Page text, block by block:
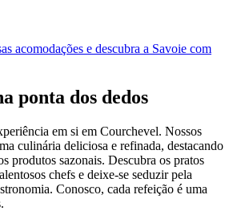
acomodações e descubra a Savoie com
ponta dos dedos
em si em Courchevel. Nossos
culinária deliciosa e refinada, destacando
produtos sazonais. Descubra os pratos
chefs e deixe-se seduzir pela
Conosco, cada refeição é uma